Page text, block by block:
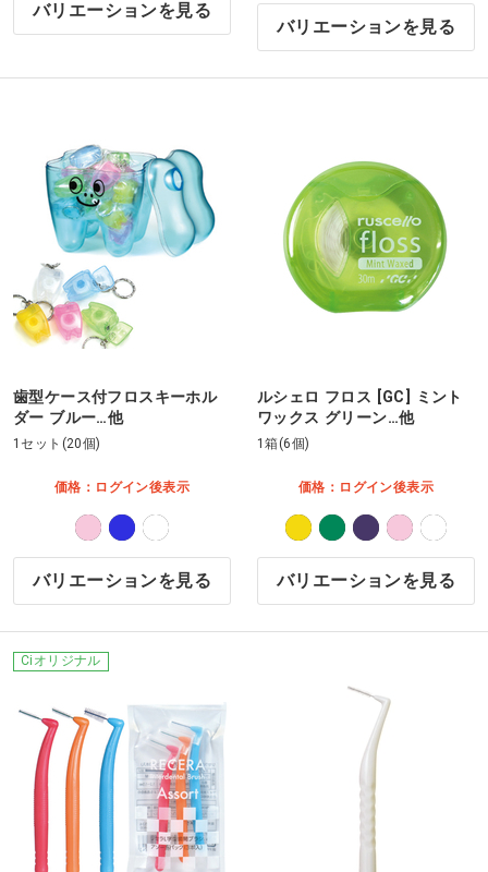
バリエーションを見る
バリエーションを見る
歯型ケース付フロスキーホル
ダー ブルー…他
1セット(20個)
価格：ログイン後表示
バリエーションを見る
ルシェロ フロス [GC] ミント
ワックス グリーン…他
1箱(6個)
価格：ログイン後表示
バリエーションを見る
Ciオリジナル